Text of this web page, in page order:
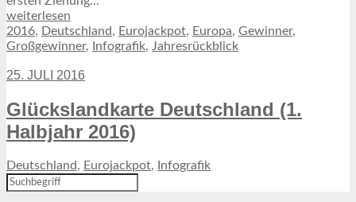
weiterlesen
2016, Deutschland, Eurojackpot, Europa, Gewinner,
Großgewinner, Infografik, Jahresrückblick
25. JULI 2016
Glückslandkarte Deutschland (1.
Halbjahr 2016)
Deutschland, Eurojackpot, Infografik